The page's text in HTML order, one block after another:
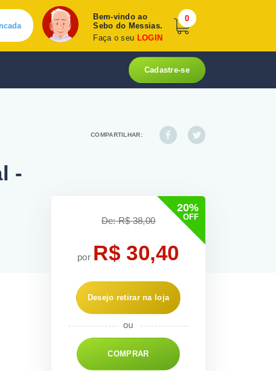
Bem-vindo ao
Sebo do Messias.
Faça o seu LOGIN
0
Cadastre-se
-
COMPARTILHAR:
20%
OFF
De: R$ 38,00
por R$ 30,40
Desejo retirar na loja
COMPRAR